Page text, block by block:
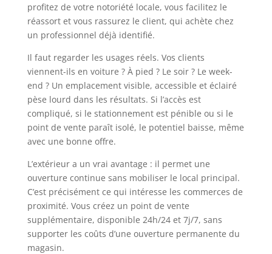
profitez de votre notoriété locale, vous facilitez le
réassort et vous rassurez le client, qui achète chez
un professionnel déjà identifié.
Il faut regarder les usages réels. Vos clients
viennent-ils en voiture ? À pied ? Le soir ? Le week-
end ? Un emplacement visible, accessible et éclairé
pèse lourd dans les résultats. Si l’accès est
compliqué, si le stationnement est pénible ou si le
point de vente paraît isolé, le potentiel baisse, même
avec une bonne offre.
L’extérieur a un vrai avantage : il permet une
ouverture continue sans mobiliser le local principal.
C’est précisément ce qui intéresse les commerces de
proximité. Vous créez un point de vente
supplémentaire, disponible 24h/24 et 7j/7, sans
supporter les coûts d’une ouverture permanente du
magasin.